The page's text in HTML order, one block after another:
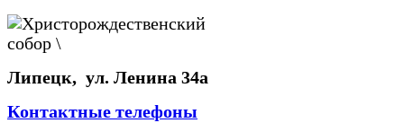
Липецк, ул. Ленина 34а
Контактные телефоны